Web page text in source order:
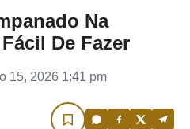
Na
De Fazer
15, 2026 1:41 pm